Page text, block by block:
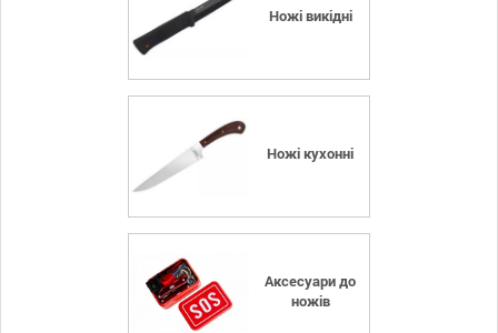
Ножі викідні
Ножі кухонні
Аксесуари до
ножів